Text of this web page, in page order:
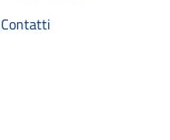
Contatti